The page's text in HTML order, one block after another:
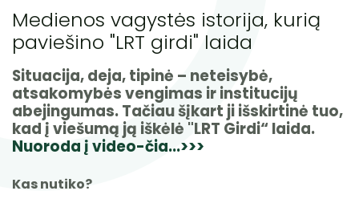
Medienos vagystės istorija, kurią
paviešino "LRT girdi" laida
Situacija, deja, tipinė – neteisybė,
atsakomybės vengimas ir institucijų
abejingumas. Tačiau šįkart ji išskirtinė tuo,
kad į viešumą ją iškėlė "LRT Girdi“ laida.
Nuoroda į video-čia...>>>
Kas nutiko?